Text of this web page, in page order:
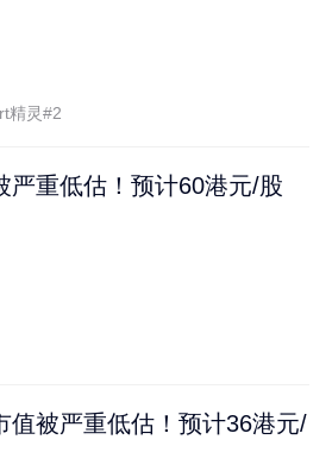
精灵#2
严重低估！预计60港元/股
值被严重低估！预计36港元/